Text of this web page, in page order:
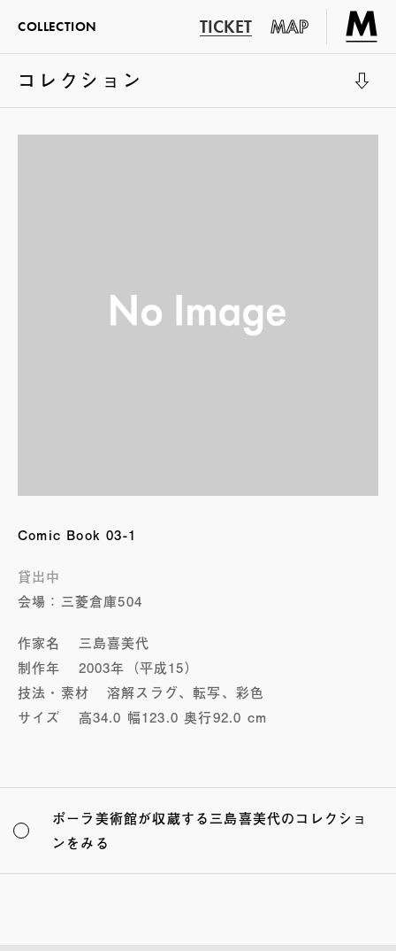
COLLECTION TICKET MAP
コレクション
展示室1
Comic Book 03-1
貸出中
会場：三菱倉庫504
作家名
三島喜美代
制作年
2003年（平成15）
技法・素材
溶解スラグ、転写、彩色
サイズ
高34.0 幅123.0 奥行92.0 cm
ポーラ美術館が収蔵する三島喜美代のコレクショ
ンをみる